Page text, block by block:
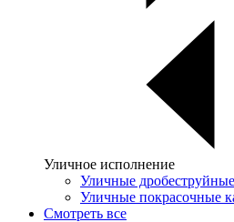
Уличное исполнение
Уличные
Уличные покрасочные
Смотреть все